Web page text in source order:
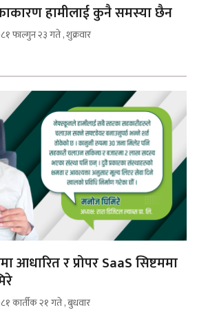
हामीलाई कुनै समस्या छैन
फाल्गुन २३ गते , शुक्रवार
आधारित र प्रोपर SaaS सिष्टममा
कार्तीक २१ गते , बुधवार